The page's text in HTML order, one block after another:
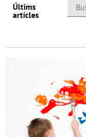
Últims
artícles